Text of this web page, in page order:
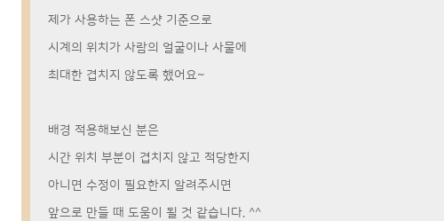
제가 사용하는 폰 스샷 기준으로
시계의 위치가 사람의 얼굴이나 사물에
최대한 겹치지 않도록 했어요~
배경 적용해보신 분은
시간 위치 부분이 겹치지 않고 적당한지
아니면 수정이 필요한지 알려주시면
앞으로 만들 때 도움이 될 것 같습니다. ^^